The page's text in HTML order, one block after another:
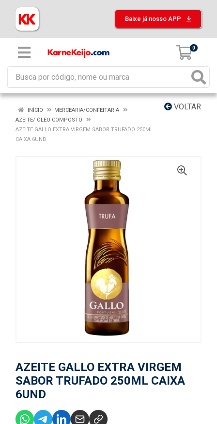
Baixe já nosso APP
0
VOLTAR
INÍCIO
MERCEARIA/CONFEITARIA
AZEITE/ ÓLEO COMPOSTO
AZEITE GALLO EXTRA VIRGEM SABOR TRUFADO 250ML
CAIXA 6UND
AZEITE GALLO EXTRA VIRGEM
SABOR TRUFADO 250ML CAIXA
6UND